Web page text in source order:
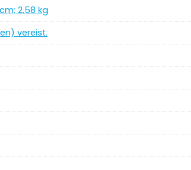
2.58 kg
vereist.